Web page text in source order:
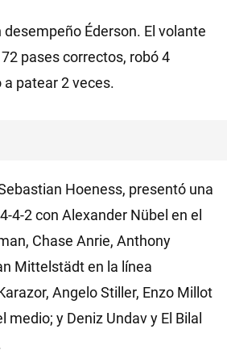
Éderson. El volante
pases correctos, robó 4
a patear 2 veces.
Hoeness, presentó una
4-2 con Alexander Nübel en el
Chase Anrie, Anthony
Mittelstädt en la línea
Angelo Stiller, Enzo Millot
medio; y Deniz Undav y El Bilal